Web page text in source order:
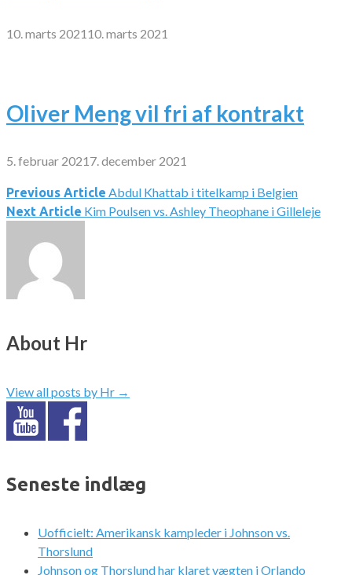
10. marts 2021 10. marts 2021
Oliver Meng vil fri af kontrakt
5. februar 2021 7. december 2021
Indlægsnavigation
Previous Article Abdul Khattab i titelkamp i Belgien
Next Article Kim Poulsen vs. Ashley Theophane i Gilleleje
About Hr
View all posts by Hr →
Seneste indlæg
Uofficielt: Amerikansk kampleder i Johnson vs.
Thorslund
Johnson og Thorslund har klaret vægten i Orlando